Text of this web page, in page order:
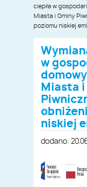
ciepła w
Miasta i Gminy
poziomu niskiej
w
Miasta
niskiej
dodano: